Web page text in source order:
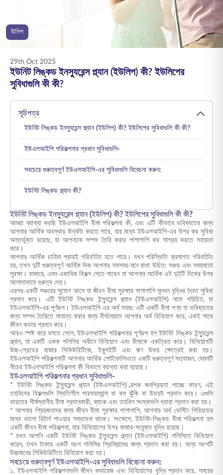
প্রিমিয়াম পরিশোধ করুন
উলিপ
29th Oct 2025
ইউনিট লিঙ্কড ইনস্যুরেন্স প্ল্যান (ইউলিপ) কী? ইউলিপের
সুবিধাগুলি কী কী?
সূচিপত্র
ইউনিট লিঙ্কড ইনস্যুরেন্স প্ল্যান (ইউলিপ) কী? ইউলিপের সুবিধাগুলি কী কী?
ইউএলআইপি পরিকল্পনার প্রধান সুবিধাগুলি-
সবচেয়ে গুরুত্বপূর্ণ ইউএলআইপি-এর সুবিধাগুলি বিবেচনা করুন:
ইউনিট লিঙ্কড প্ল্যান কী?
ইউনিট লিঙ্কড ইনস্যুরেন্স প্ল্যান (ইউলিপ) কী? ইউলিপের সুবিধাগুলি কী কী?
আমরা ব্যাখ্যা করছি ইউএলআইপি বীমা পরিকল্পনা কী, এবং এটি কীভাবে ভবিষ্যতের জন্য
আপনার আর্থিক অবস্থার উন্নতি করতে পারে, যার মধ্যে ইউএলআইপি-এর উপর কর সুবিধা
অন্তর্ভুক্ত রয়েছে, যা আপনাকে সম্পদ তৈরি করার পাশাপাশি কর সাশ্রয় করতে সহায়তা
করে।
আপনার আর্থিক চাহিদা প্রায়ই পরিবর্তিত হতে পারে। যখন পরিস্থিতি ক্রমাগত পরিবর্তিত
হয়, তখন দুটি গুরুত্বপূর্ণ আর্থিক দিক আপনার সবসময় মনে রাখা উচিত: সঞ্চয় এবং সময়মতো
সুরক্ষা। বাজারে, এমন একাধিক বিকল্প পেতে পারেন যা আপনার আর্থিক এই দুইটি দিকের উপর
আলাদাভাবে গুরুত্ব দেয়।
এরপর একটি সঞ্চয়ের সুযোগ আসে যা জীবন বীমা সুরক্ষার পাশাপাশি মূলধন বৃদ্ধির দ্বৈত সুবিধা
প্রদান করে। এটি ইউনিট লিঙ্কড ইন্স্যুরেন্স প্ল্যান (ইউএলআইপি) নামে পরিচিত, যা
ইউএলআইপি-এর পূর্ণরূপ। ইউএলআইপি এর অর্থ সহজ: এটি একটি বীমা পণ্য যা ভবিষ্যতের
জন্য সম্পদ তৈরিতে সাহায্য করার জন্য দীর্ঘমেয়াদে আপনার অর্থ বিনিয়োগ করে, একই সাথে
জীবন কভার প্রদান করে।
আরও স্পষ্ট করে বলতে গেলে, ইউএলআইপি পরিকল্পনার পূর্ণরূপ হল ইউনিট লিঙ্কড ইন্স্যুরেন্স
প্ল্যান, যা একটি একক পলিসির অধীনে বিনিয়োগ এবং বীমাকে একত্রিত করে। বিনিয়োগটি
উচ্চ-গ্রেডের বাজার সিকিউরিটিজে, ইক্যুইটি এবং ঋণ উভয় ক্ষেত্রেই করা হয়।
ইউএলআইপি পরিকল্পনাটি আপনার আর্থিক পোর্টফোলিওতে একটি গুরুত্বপূর্ণ সংযোজন, যেমনটি
নীচের ইউএলআইপি পরিকল্পনা কী বিভাগে ব্যাখ্যা করা হয়েছে।
ইউএলআইপি পরিকল্পনার প্রধান সুবিধাগুলি-
* ইউনিট লিঙ্কড ইন্স্যুরেন্স প্ল্যান (ইউএলআইপি) ব্য়পক জনপ্রিয়তা পাচ্ছে কারণ, এই
তহবিলের বিকল্পগুলি স্থিতিশীল পারফরম্যান্স বা কম ঝুঁকি বা উভয়ই প্রদান করে। এগুলি
ভারতের শীর্ষস্থানীয় বীমা প্রদানকারী, ব্যাংক এবং তহবিল সংস্থাগুলি দ্বারা প্রদান করা হয়।
* আপনার প্রিয়জনদের জন্য জীবন বীমা সুরক্ষার পাশাপাশি, আপনার অর্থ ভেস্টিং পিরিয়ডের
মধ্যে ভালো রিটার্ন পাওয়ার সম্ভাবনা থাকে। সংক্ষেপে, ইউনিট-লিঙ্কড বীমা পরিকল্পনা হল
একটি জীবন বীমা পরিকল্পনা, যার বিনিয়োগের উপর বাজার-সংযুক্ত বৃদ্ধি রয়েছে।
* যখন আপনি একটি ইউনিট লিঙ্কড ইন্স্যুরেন্স প্ল্যান (ইউএলআইপি) পলিসিতে বিনিয়োগ
করেন, তখন টাকার একটি অংশ পলিসির প্রিমিয়ামের জন্য প্রদান করা হয়। অন্য অংশটি
উচ্চমানের সিকিউরিটিতে বিনিয়োগ করা হয়।
সবচেয়ে গুরুত্বপূর্ণ ইউএলআইপি-এর সুবিধাগুলি বিবেচনা করুন:
১. ইউএলআইপি পরিকল্পনাগুলি জীবন কভারেজ এবং বিনিয়োগের বৃদ্ধি প্রদান করে, সময়ের